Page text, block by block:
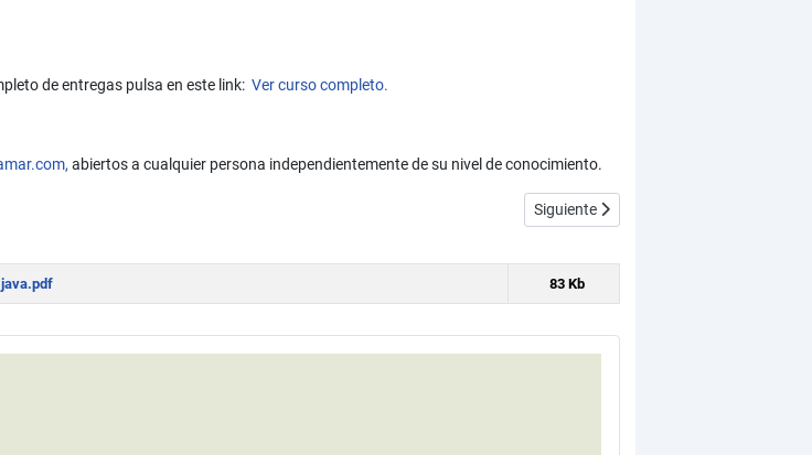
de entregas pulsa en este link: Ver curso completo.
abiertos a cualquier persona independientemente de su nivel de conocimiento.
DOS o cmd de Windows. Invocar javac (CU00612B) Artículo siguiente: Descargar
Siguiente
83 Kb